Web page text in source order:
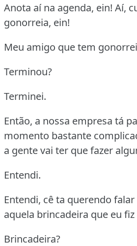
Anota aí na agenda, ein! Aí,
gonorreia, ein!
Meu amigo que tem
Terminou?
Terminei.
Então, a nossa empresa tá
momento bastante
a gente vai ter que fazer
Entendi.
Entendi, cê ta querendo
aquela brincadeira que eu
Brincadeira?